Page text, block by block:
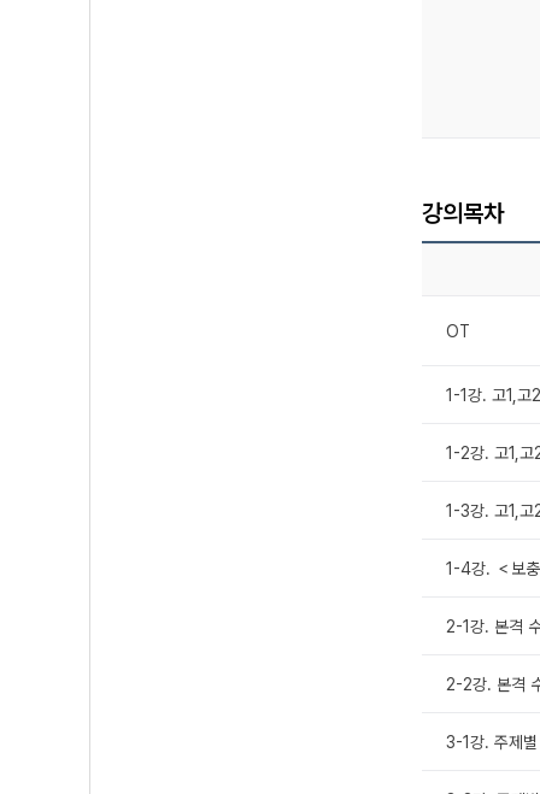
강의목차
OT
1-1강. 고1,고
1-2강. 고1,고
1-3강. 고1,고
1-4강. ＜보
2-1강. 본격
2-2강. 본격
3-1강. 주제